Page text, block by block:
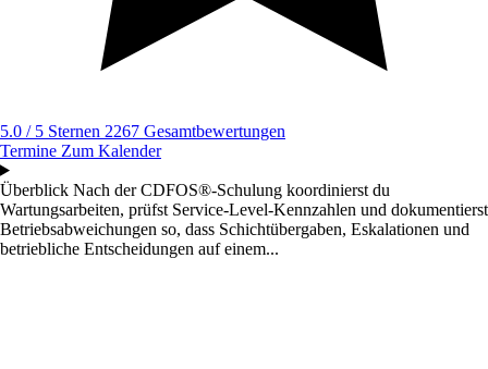
5.0 / 5 Sternen 2267 Gesamtbewertungen
Termine Zum Kalender
Überblick Nach der CDFOS®-Schulung koordinierst du
Wartungsarbeiten, prüfst Service-Level-Kennzahlen und dokumentierst
Betriebsabweichungen so, dass Schichtübergaben, Eskalationen und
betriebliche Entscheidungen auf einem...